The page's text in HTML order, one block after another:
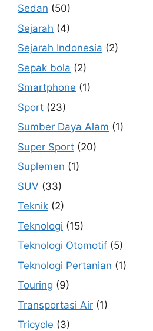
Sedan (50)
Sejarah (4)
Sejarah Indonesia (2)
Sepak bola (2)
Smartphone (1)
Sport (23)
Sumber Daya Alam (1)
Super Sport (20)
Suplemen (1)
SUV (33)
Teknik (2)
Teknologi (15)
Teknologi Otomotif (5)
Teknologi Pertanian (1)
Touring (9)
Transportasi Air (1)
Tricycle (3)